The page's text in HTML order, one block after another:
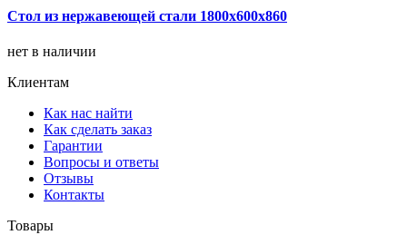
Стол из нержавеющей стали 1800х600х860
нет в наличии
Клиентам
Как нас найти
Как сделать заказ
Гарантии
Вопросы и ответы
Отзывы
Контакты
Товары